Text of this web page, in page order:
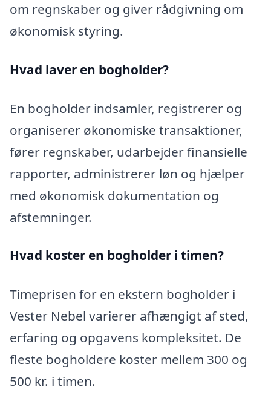
om regnskaber og giver rådgivning om
økonomisk styring.
Hvad laver en bogholder?
En bogholder indsamler, registrerer og
organiserer økonomiske transaktioner,
fører regnskaber, udarbejder finansielle
rapporter, administrerer løn og hjælper
med økonomisk dokumentation og
afstemninger.
Hvad koster en bogholder i timen?
Timeprisen for en ekstern bogholder i
Vester Nebel varierer afhængigt af sted,
erfaring og opgavens kompleksitet. De
fleste bogholdere koster mellem 300 og
500 kr. i timen.